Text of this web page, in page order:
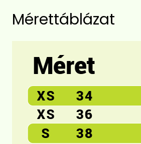
Mérettáblázat